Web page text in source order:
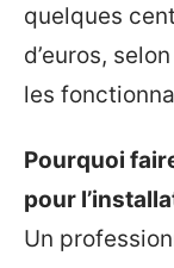
quelques
d’euros,
les
Pourquoi
pour
Un